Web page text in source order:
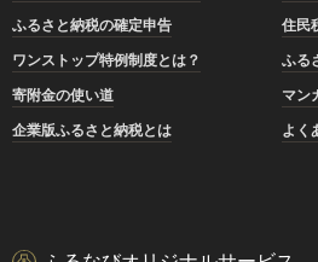
ふるさと納税の確定申告
住民
ワンストップ特例制度とは？
ふる
寄附金の使い道
マン
企業版ふるさと納税とは
よく